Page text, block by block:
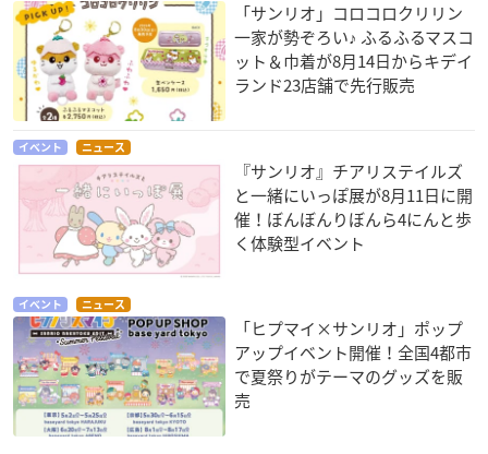
「サンリオ」コロコロクリリン
一家が勢ぞろい♪ ふるふるマスコ
ット＆巾着が8月14日からキデイ
ランド23店舗で先行販売
イベント ニュース
『サンリオ』チアリステイルズ
と一緒にいっぽ展が8月11日に開
催！ぼんぼんりぼんら4にんと歩
く体験型イベント
イベント ニュース
「ヒプマイ×サンリオ」ポップ
アップイベント開催！全国4都市
で夏祭りがテーマのグッズを販
売